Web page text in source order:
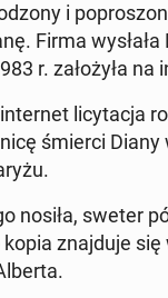
i
Firma wysłała
r. za­ło­ży­ła na
li­cy­ta­cja
śmierci
nosiła, sweter
kopia znaj­du­je